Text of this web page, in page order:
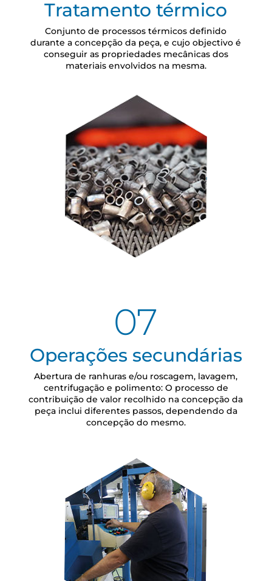
Tratamento térmico
Conjunto de processos térmicos definido
durante a concepção da peça, e cujo objectivo é
conseguir as propriedades mecânicas dos
materiais envolvidos na mesma.
07
Operações secundárias
Abertura de ranhuras e/ou roscagem, lavagem,
centrifugação e polimento: O processo de
contribuição de valor recolhido na concepção da
peça inclui diferentes passos, dependendo da
concepção do mesmo.